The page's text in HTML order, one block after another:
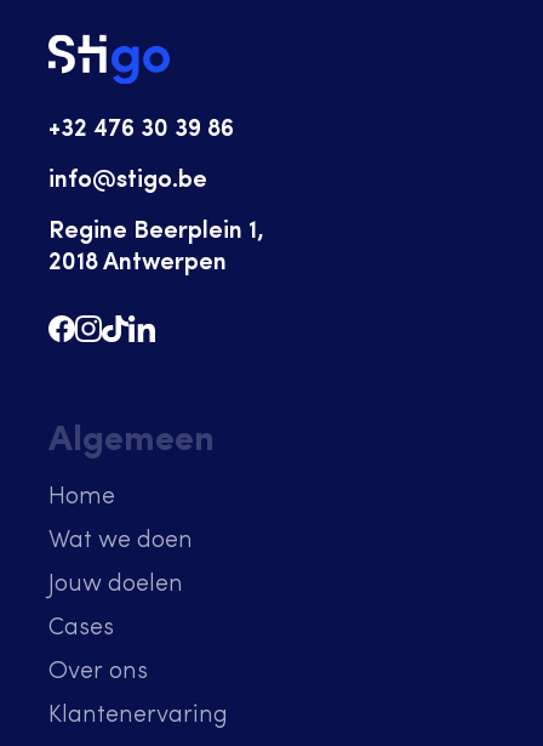
+32 476 30 39 86
info@stigo.be
Regine Beerplein 1,
2018 Antwerpen
Algemeen
Home
Wat we doen
Jouw doelen
Cases
Over ons
Klantenervaring